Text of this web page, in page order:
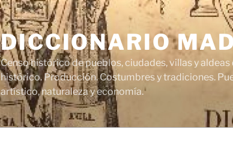
DICCIONARIO
Censo histórico de pueblos, ciudades, villas y
histórico. Producción. Costumbres y tradiciones.
artístico, naturaleza y economía.